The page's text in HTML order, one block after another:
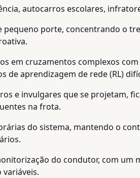
autocarros escolares,
porte, concentrando o
em cruzamentos complexos
aprendizagem de rede (RL)
e invulgares que se projetam,
na frota.
do sistema, mantendo o
do condutor, com